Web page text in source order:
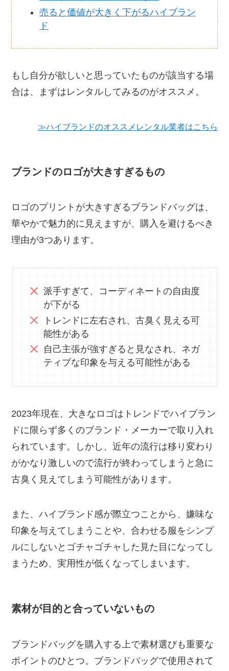
売ると価値が大きく下がるハイブラン
ド
もし自分が欲しいと思っていたものが該当する場
合は、まずはレンタルしてみるのがオススメ。
≫ハイブランドのオススメレンタル業者はこちら
ブランドのロゴが大きすぎるもの
ロゴのプリントが大きすぎるブランドバッグは、
華やかで魅力的に見えますが、購入を避けるべき
理由が3つあります。
派手すぎて、コーディネートの自由度
が下がる
トレンドに左右され、古臭く見える可
能性がある
自己主張が強すぎると見なされ、ネガ
ティブな印象を与える可能性がある
2023年現在、大きなロゴはトレンドでハイブラン
ドに限らず多くのブランド・メーカーで取り入れ
られています。しかし、近年の流行は移り変わり
がかなり激しいので流行が終わってしまうと急に
古臭く見えてしまう可能性があります。
また、ハイブランド感が際立つことから、嫌味な
印象を与えてしまうことや、合わせる服をシンプ
ルにしないとゴチャゴチャした見た目になってし
まうため、実用性が低くなってしまいます。
素材が目的と合っていないもの
ブランドバッグを購入する上で素材選びも重要な
ポイントのひとつ。ブランドバッグで使用されて